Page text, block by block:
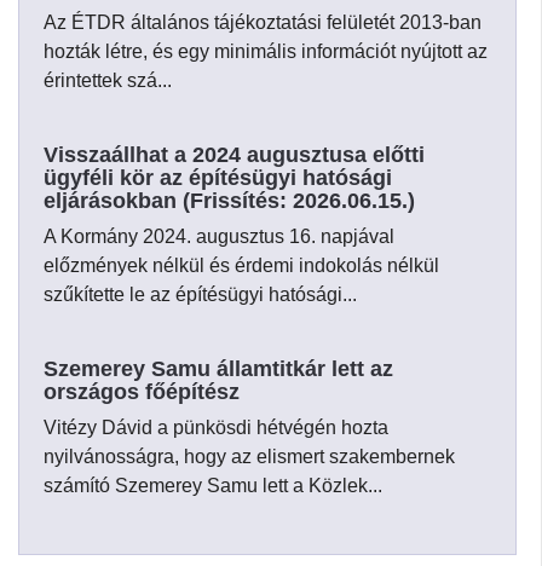
Az ÉTDR általános tájékoztatási felületét 2013-ban
hozták létre, és egy minimális információt nyújtott az
érintettek szá...
Visszaállhat a 2024 augusztusa előtti
ügyféli kör az építésügyi hatósági
eljárásokban (Frissítés: 2026.06.15.)
A Kormány 2024. augusztus 16. napjával
előzmények nélkül és érdemi indokolás nélkül
szűkítette le az építésügyi hatósági...
Szemerey Samu államtitkár lett az
országos főépítész
Vitézy Dávid a pünkösdi hétvégén hozta
nyilvánosságra, hogy az elismert szakembernek
számító Szemerey Samu lett a Közlek...